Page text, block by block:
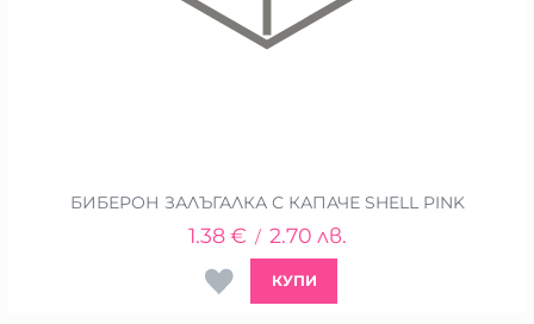
БИБЕРОН ЗАЛЪГАЛКА С КАПАЧЕ SHELL PINK
1.38 € / 2.70 лв.
КУПИ